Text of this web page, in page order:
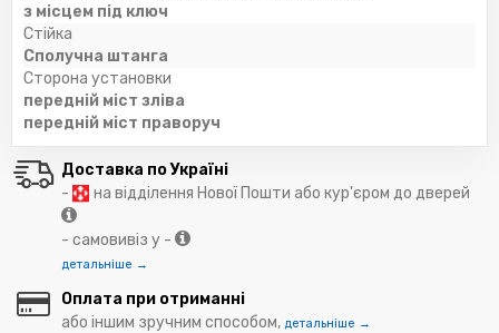
з місцем під ключ
Стійка
Сполучна штанга
Сторона установки
передній міст зліва
передній міст праворуч
Доставка по Україні
-
на відділення Нової Пошти або кур'єром до дверей
- самовивіз у -
детальніше →
Оплата при отриманні
або іншим зручним способом, детальніше →